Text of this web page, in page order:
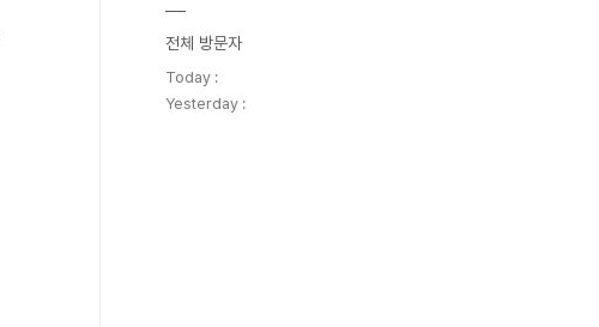
전체 방문자
Today :
Yesterday :